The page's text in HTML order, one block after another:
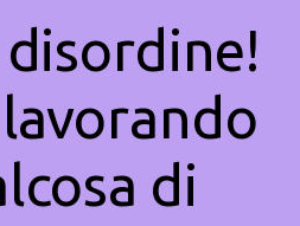
disordine!
di